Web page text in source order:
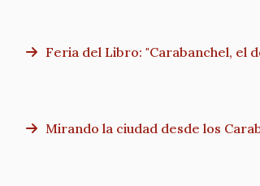
Feria del Libro: "Carabanchel, el
Mirando la ciudad desde los